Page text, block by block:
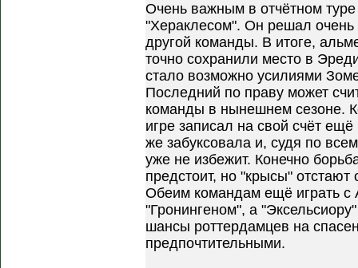
Очень важным в отчётном
"Хераклесом". Он решал очень
другой команды. В итоге,
точно сохранили место в
стало возможно усилиями
Последний по праву может
команды в нынешнем сезоне.
игре записал на свой счёт
же забуксовала и, судя по
уже не избежит. Конечно
предстоит, но "крысы" отстают
Обеим командам ещё играть с
"Гронингеном", а
шансы роттердамцев на
предпочтительными.